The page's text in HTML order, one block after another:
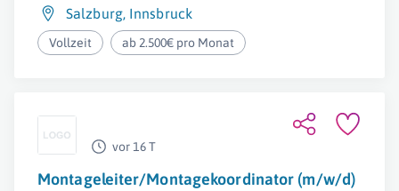
Salzburg, Innsbruck
Vollzeit ab 2.500€ pro Monat
vor 16 T
Montageleiter/Montagekoordinator (m/w/d)